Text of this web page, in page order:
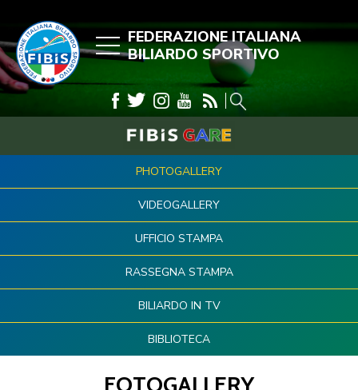
FEDERAZIONE ITALIANA
BILIARDO SPORTIVO
PHOTOGALLERY
VIDEOGALLERY
UFFICIO STAMPA
RASSEGNA STAMPA
BILIARDO IN TV
BIBLIOTECA
FOTOGALLERY